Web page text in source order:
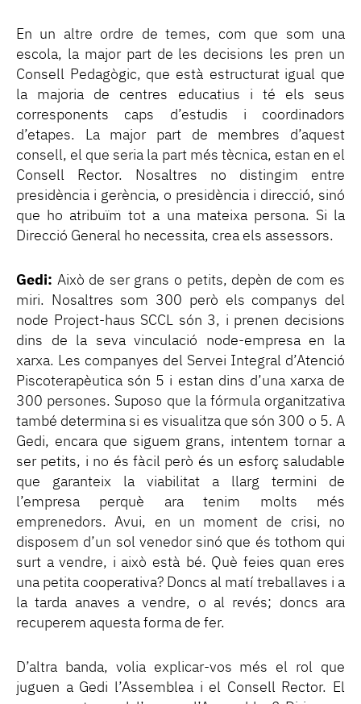
En un altre ordre de temes, com que som una
escola, la major part de les decisions les pren un
Consell Pedagògic, que està estructurat igual que
la majoria de centres educatius i té els seus
corresponents caps d’estudis i coordinadors
d’etapes. La major part de membres d’aquest
consell, el que seria la part més tècnica, estan en el
Consell Rector. Nosaltres no distingim entre
presidència i gerència, o presidència i direcció, sinó
que ho atribuïm tot a una mateixa persona. Si la
Direcció General ho necessita, crea els assessors.
Gedi: Això de ser grans o petits, depèn de com es
miri. Nosaltres som 300 però els companys del
node Project-haus SCCL són 3, i prenen decisions
dins de la seva vinculació node-empresa en la
xarxa. Les companyes del Servei Integral d’Atenció
Piscoterapèutica són 5 i estan dins d’una xarxa de
300 persones. Suposo que la fórmula organitzativa
també determina si es visualitza que són 300 o 5. A
Gedi, encara que siguem grans, intentem tornar a
ser petits, i no és fàcil però és un esforç saludable
que garanteix la viabilitat a llarg termini de
l’empresa perquè ara tenim molts més
emprenedors. Avui, en un moment de crisi, no
disposem d’un sol venedor sinó que és tothom qui
surt a vendre, i això està bé. Què feies quan eres
una petita cooperativa? Doncs al matí treballaves i a
la tarda anaves a vendre, o al revés; doncs ara
recuperem aquesta forma de fer.
D’altra banda, volia explicar-vos més el rol que
juguen a Gedi l’Assemblea i el Consell Rector. El